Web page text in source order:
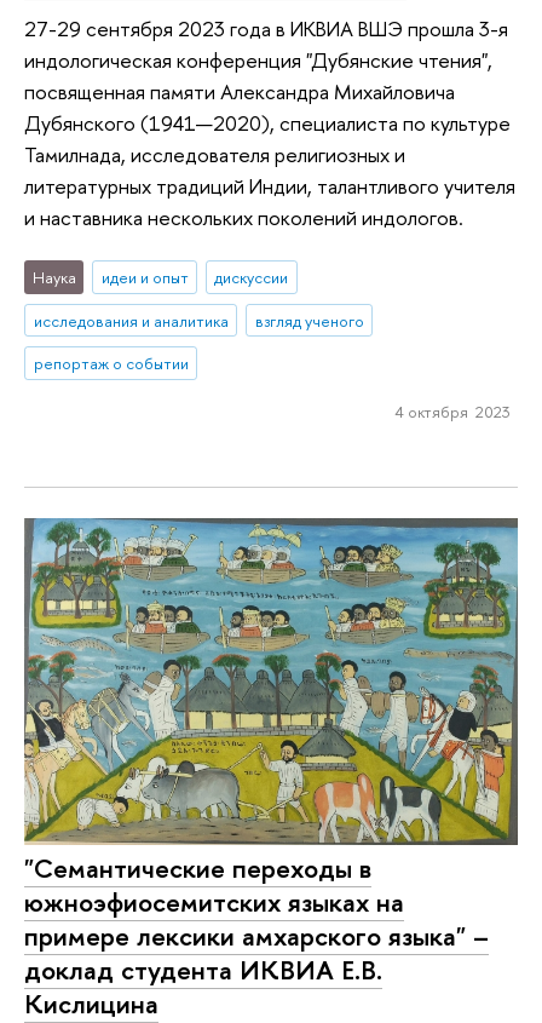
27-29 сентября 2023 года в ИКВИА ВШЭ прошла 3-я
индологическая конференция "Дубянские чтения",
посвященная памяти Александра Михайловича
Дубянского (1941—2020), специалиста по культуре
Тамилнада, исследователя религиозных и
литературных традиций Индии, талантливого учителя
и наставника нескольких поколений индологов.
Наука идеи и опыт
дискуссии
исследования и аналитика
взгляд ученого
репортаж о событии
4 октября 2023
"Семантические переходы в
южноэфиосемитских языках на
примере лексики амхарского языка" –
доклад студента ИКВИА Е.В.
Кислицина